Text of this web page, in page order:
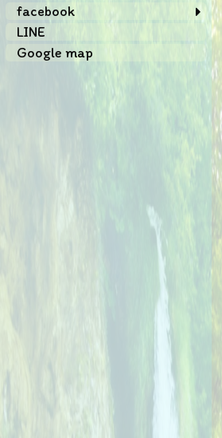
facebook
LINE
Google map